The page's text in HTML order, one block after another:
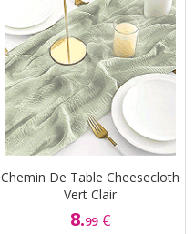
Chemin De Table Cheesecloth
Vert Clair
8.99 €